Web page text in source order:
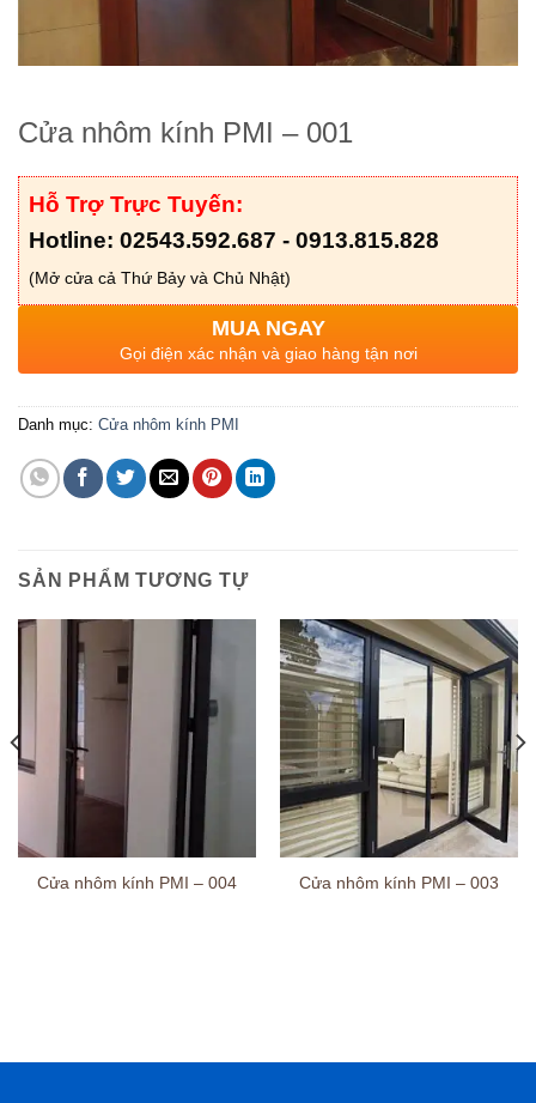
Cửa nhôm kính PMI – 001
Hỗ Trợ Trực Tuyến:
Hotline: 02543.592.687 - 0913.815.828
(Mở cửa cả Thứ Bảy và Chủ Nhật)
MUA NGAY
Gọi điện xác nhận và giao hàng tận nơi
Danh mục: Cửa nhôm kính PMI
SẢN PHẨM TƯƠNG TỰ
Cửa nhôm kính PMI – 004 Cửa nhôm kính PMI – 003